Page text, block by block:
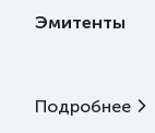
Эмитенты
Подробнее